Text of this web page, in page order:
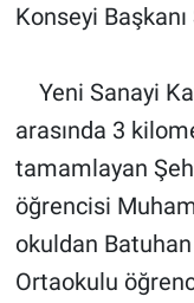
Konseyi
Yeni Sanayi
arasında 3
tamamlayan
öğrencisi
okuldan
Ortaokulu